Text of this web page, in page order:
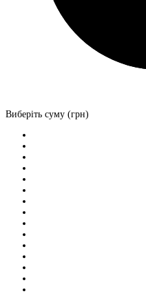
Виберіть суму (грн)